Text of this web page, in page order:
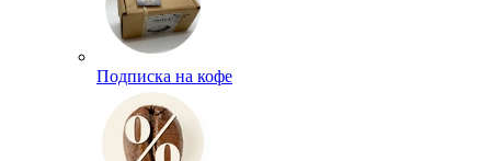
Подписка на кофе